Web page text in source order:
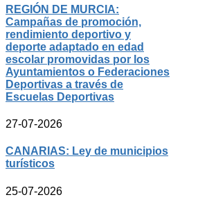
REGIÓN DE MURCIA:
Campañas de promoción,
rendimiento deportivo y
deporte adaptado en edad
escolar promovidas por los
Ayuntamientos o Federaciones
Deportivas a través de
Escuelas Deportivas
27-07-2026
CANARIAS: Ley de municipios
turísticos
25-07-2026